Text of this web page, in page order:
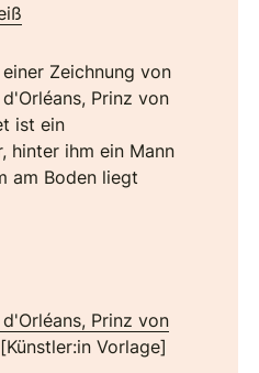
Zeichnung von
Prinz von
ist ein
hinter ihm ein Mann
am Boden liegt
Prinz von
Vorlage]